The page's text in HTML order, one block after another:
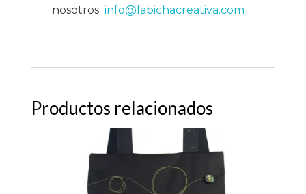
nosotros info@labichacreativa.com
Productos relacionados